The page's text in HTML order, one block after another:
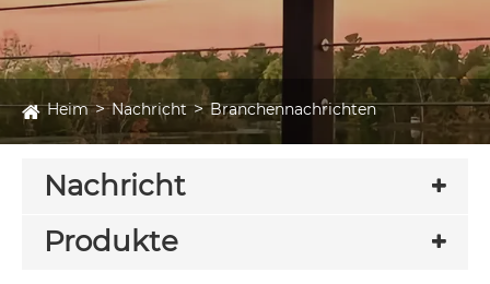
Heim Nachricht Branchennachrichten
Nachricht
Produkte